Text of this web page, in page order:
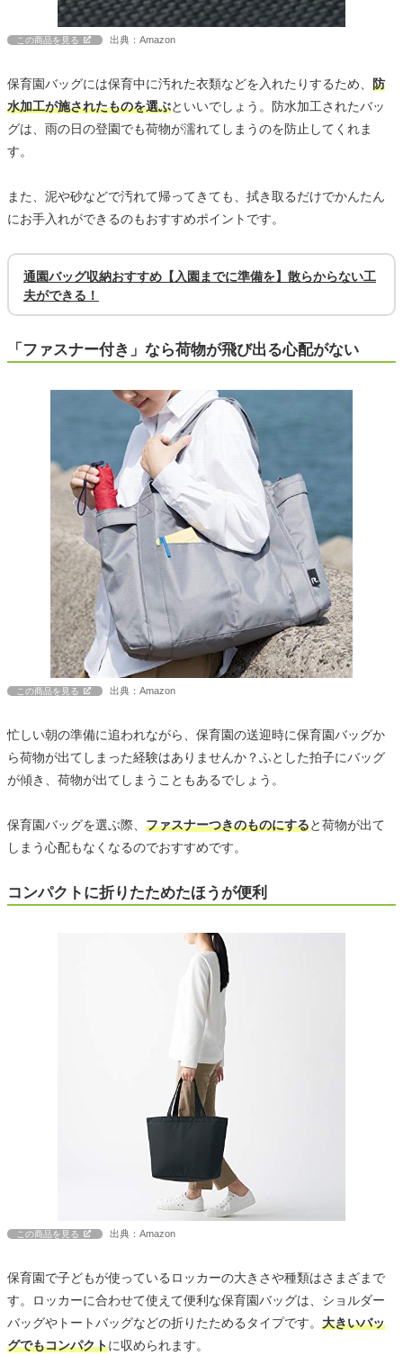
この商品を見る 出典：Amazon
保育園バッグには保育中に汚れた衣類などを入れたりするため、 防
水加工が施されたものを選ぶといいでしょう。防水加工されたバッ
グは、雨の日の登園でも荷物が濡れてしまうのを防止してくれま
す。
また、泥や砂などで汚れて帰ってきても、拭き取るだけでかんたん
にお手入れができるのもおすすめポイントです。
通園バッグ収納おすすめ【入園までに準備を】散らからない工
夫ができる！
「ファスナー付き」なら荷物が飛び出る心配がない
この商品を見る 出典：Amazon
忙しい朝の準備に追われながら、保育園の送迎時に保育園バッグか
ら荷物が出てしまった経験はありませんか？ふとした拍子にバッグ
が傾き、荷物が出てしまうこともあるでしょう。
保育園バッグを選ぶ際、 ファスナーつきのものにすると荷物が出て
しまう心配もなくなるのでおすすめです。
コンパクトに折りたためたほうが便利
この商品を見る 出典：Amazon
保育園で子どもが使っているロッカーの大きさや種類はさまざまで
す。ロッカーに合わせて使えて便利な保育園バッグは、ショルダー
バッグやトートバッグなどの折りたためるタイプです。 大きいバッ
グでもコンパクトに収められます。